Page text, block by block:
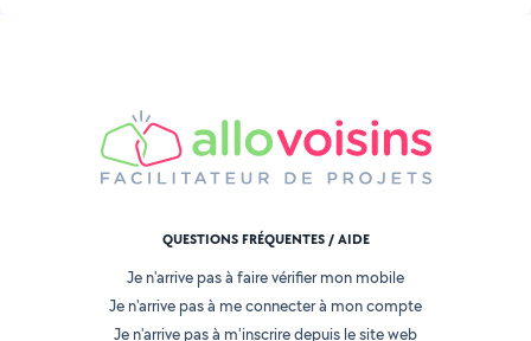
QUESTIONS FRÉQUENTES / AIDE
Je n'arrive pas à faire vérifier mon mobile
Je n'arrive pas à me connecter à mon compte
Je n'arrive pas à m'inscrire depuis le site web